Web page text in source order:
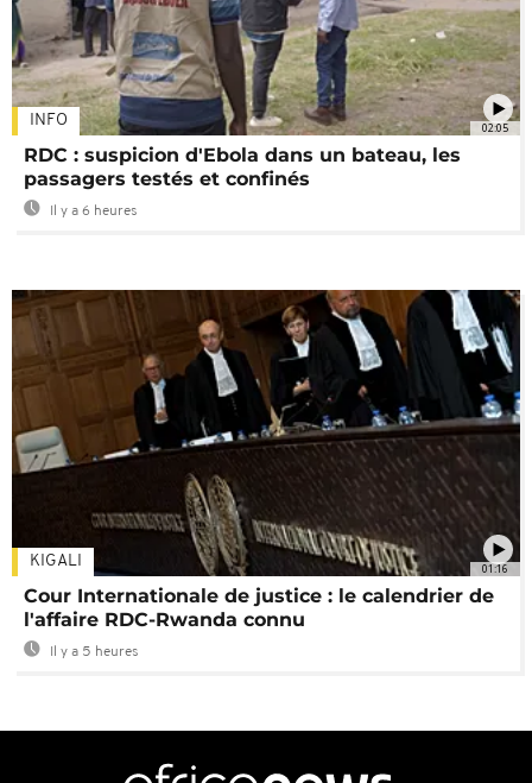
02:05
INFO
RDC : suspicion d'Ebola dans un bateau, les
passagers testés et confinés
Il y a 6 heures
01:16
KIGALI
Cour Internationale de justice : le calendrier de
l'affaire RDC-Rwanda connu
Il y a 5 heures